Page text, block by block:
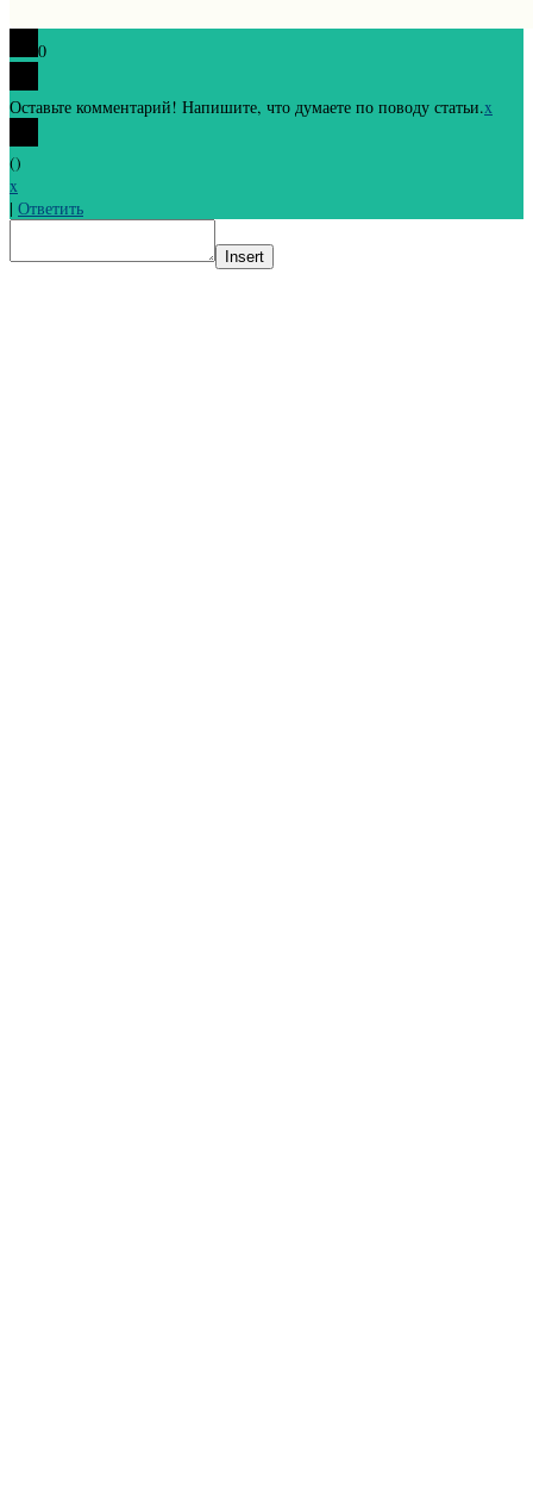
0
Оставьте комментарий! Напишите, что думаете по поводу статьи.x
()
x
| Ответить
Insert